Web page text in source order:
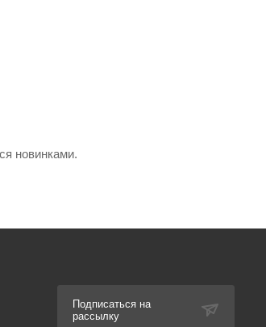
новинками.
Подписаться на
рассылку